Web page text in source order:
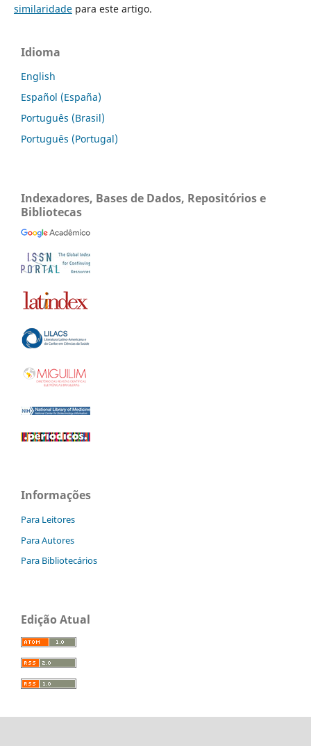
similaridadepara este artigo.
Idioma
English
Español (España)
Português (Brasil)
Português (Portugal)
Indexadores, Bases de Dados, Repositórios e
Bibliotecas
Informações
Para Leitores
Para Autores
Para Bibliotecários
Edição Atual